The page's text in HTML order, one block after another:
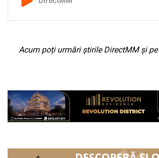
Acum poți urmări știrile DirectMM și pe